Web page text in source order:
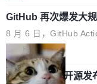
他引用的帖子来自
026 的读者：「看了篇
理由很具体。FA 系列
认为最重要的一个——
驱动你去学 CuTe，但
er++ 优化所淹没，足够
键的是 FA2 的持久性...
鸿蒙通过统一技术底座
型智能设备的开发、连
也为产业链企业探索产
的空间。 8月14日，开
（OHDD：
GitHub 再次爆发大
8 月 6 日，GitHub
模服务降级，Actions
webhook 停发，连自
障无法工作。Pages、
局
Prime Agent 开源发